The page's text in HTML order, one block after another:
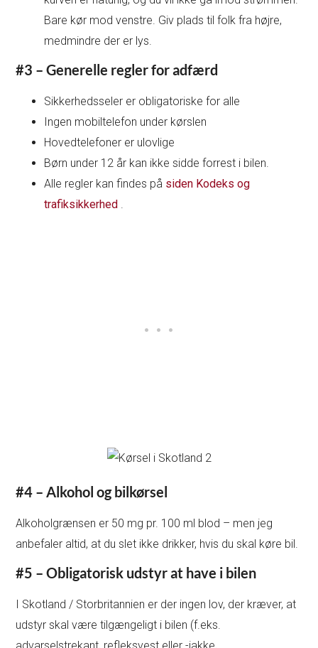
Bare kør mod venstre. Giv plads til folk fra højre,
medmindre der er lys.
#3 – Generelle regler for adfærd
Sikkerhedsseler er obligatoriske for alle
Ingen mobiltelefon under kørslen
Hovedtelefoner er ulovlige
Børn under 12 år kan ikke sidde forrest i bilen.
Alle regler kan findes på siden Kodeks og
trafiksikkerhed .
#4 – Alkohol og bilkørsel
Alkoholgrænsen er 50 mg pr. 100 ml blod – men jeg
anbefaler altid, at du slet ikke drikker, hvis du skal køre bil.
#5 – Obligatorisk udstyr at have i bilen
I Skotland / Storbritannien er der ingen lov, der kræver, at
udstyr skal være tilgængeligt i bilen (f.eks.